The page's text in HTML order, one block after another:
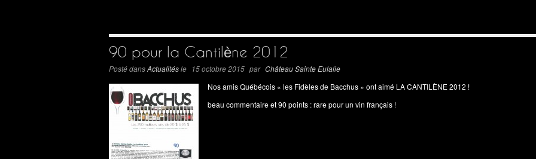
90 pour la Cantilène 2012
Posté dansActualitésle 15 octobre 2015 par Château Sainte Eulalie
Nos amis Québécois « les Fidèles de Bacchus » ont aimé LA CANTILÈNE 2012 !
beau commentaire et 90 points : rare pour un vin français !